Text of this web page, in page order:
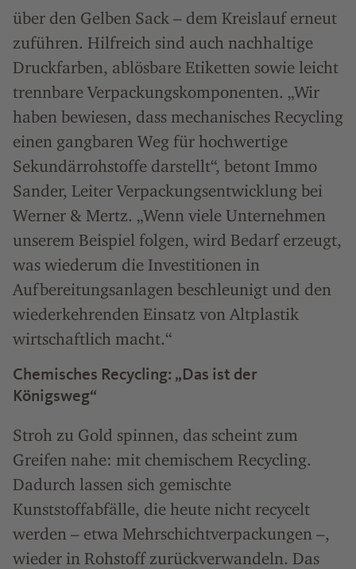
über den Gelben Sack – dem Kreislauf erneut
zuführen. Hilfreich sind auch nachhaltige
Druckfarben, ablösbare Etiketten sowie leicht
trennbare Verpackungskomponenten. „Wir
haben bewiesen, dass mechanisches Recycling
einen gangbaren Weg für hochwertige
Sekundärrohstoffe darstellt“, betont Immo
Sander, Leiter Verpackungsentwicklung bei
Werner & Mertz. „Wenn viele Unternehmen
unserem Beispiel folgen, wird Bedarf erzeugt,
was wiederum die Investitionen in
Aufbereitungsanlagen beschleunigt und den
wiederkehrenden Einsatz von Altplastik
wirtschaftlich macht.“
Chemisches Recycling: „Das ist der
Königsweg“
Stroh zu Gold spinnen, das scheint zum
Greifen nahe: mit chemischem Recycling.
Dadurch lassen sich gemischte
Kunststoffabfälle, die heute nicht recycelt
werden – etwa Mehrschichtverpackungen –,
wieder in Rohstoff zurückverwandeln. Das